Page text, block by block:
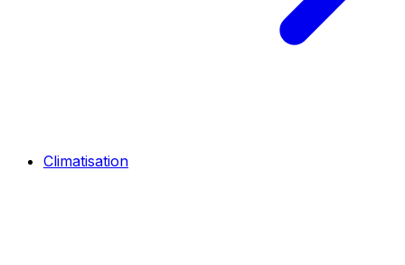
Climatisation